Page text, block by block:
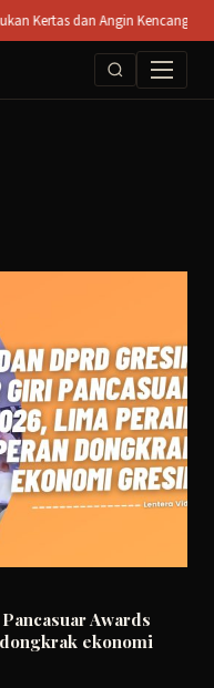
dan Angin Kencang
Awards
ekonomi